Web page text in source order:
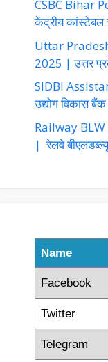
CSBC Bihar
केंद्रीय कांस्टेबल
Uttar
2025 | उत्तर
SIDBI
उद्योग विकास
Railway
| रेलवे
Name
Facebook
Twitter
Telegram